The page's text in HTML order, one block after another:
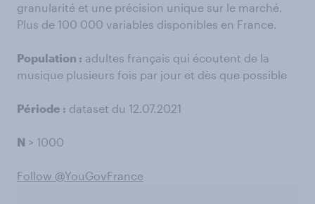
granularité et une précision unique sur le marché.
Plus de 100 000 variables disponibles en France.
Population : adultes français qui écoutent de la
musique plusieurs fois par jour et dès que possible
Période : dataset du 12.07.2021
N > 1000
Follow @YouGovFrance